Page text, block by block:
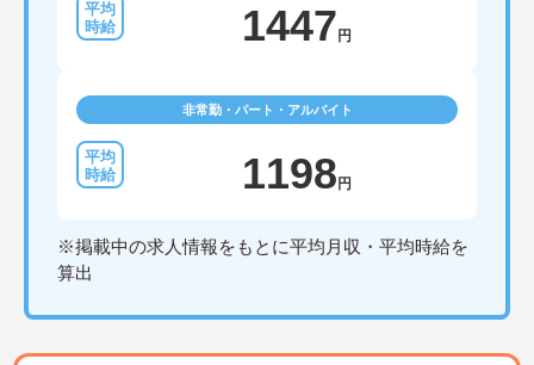
1447 円
非常勤・パート・アルバイト
1198 円
※掲載中の求人情報をもとに平均月収・平均時給を
算出